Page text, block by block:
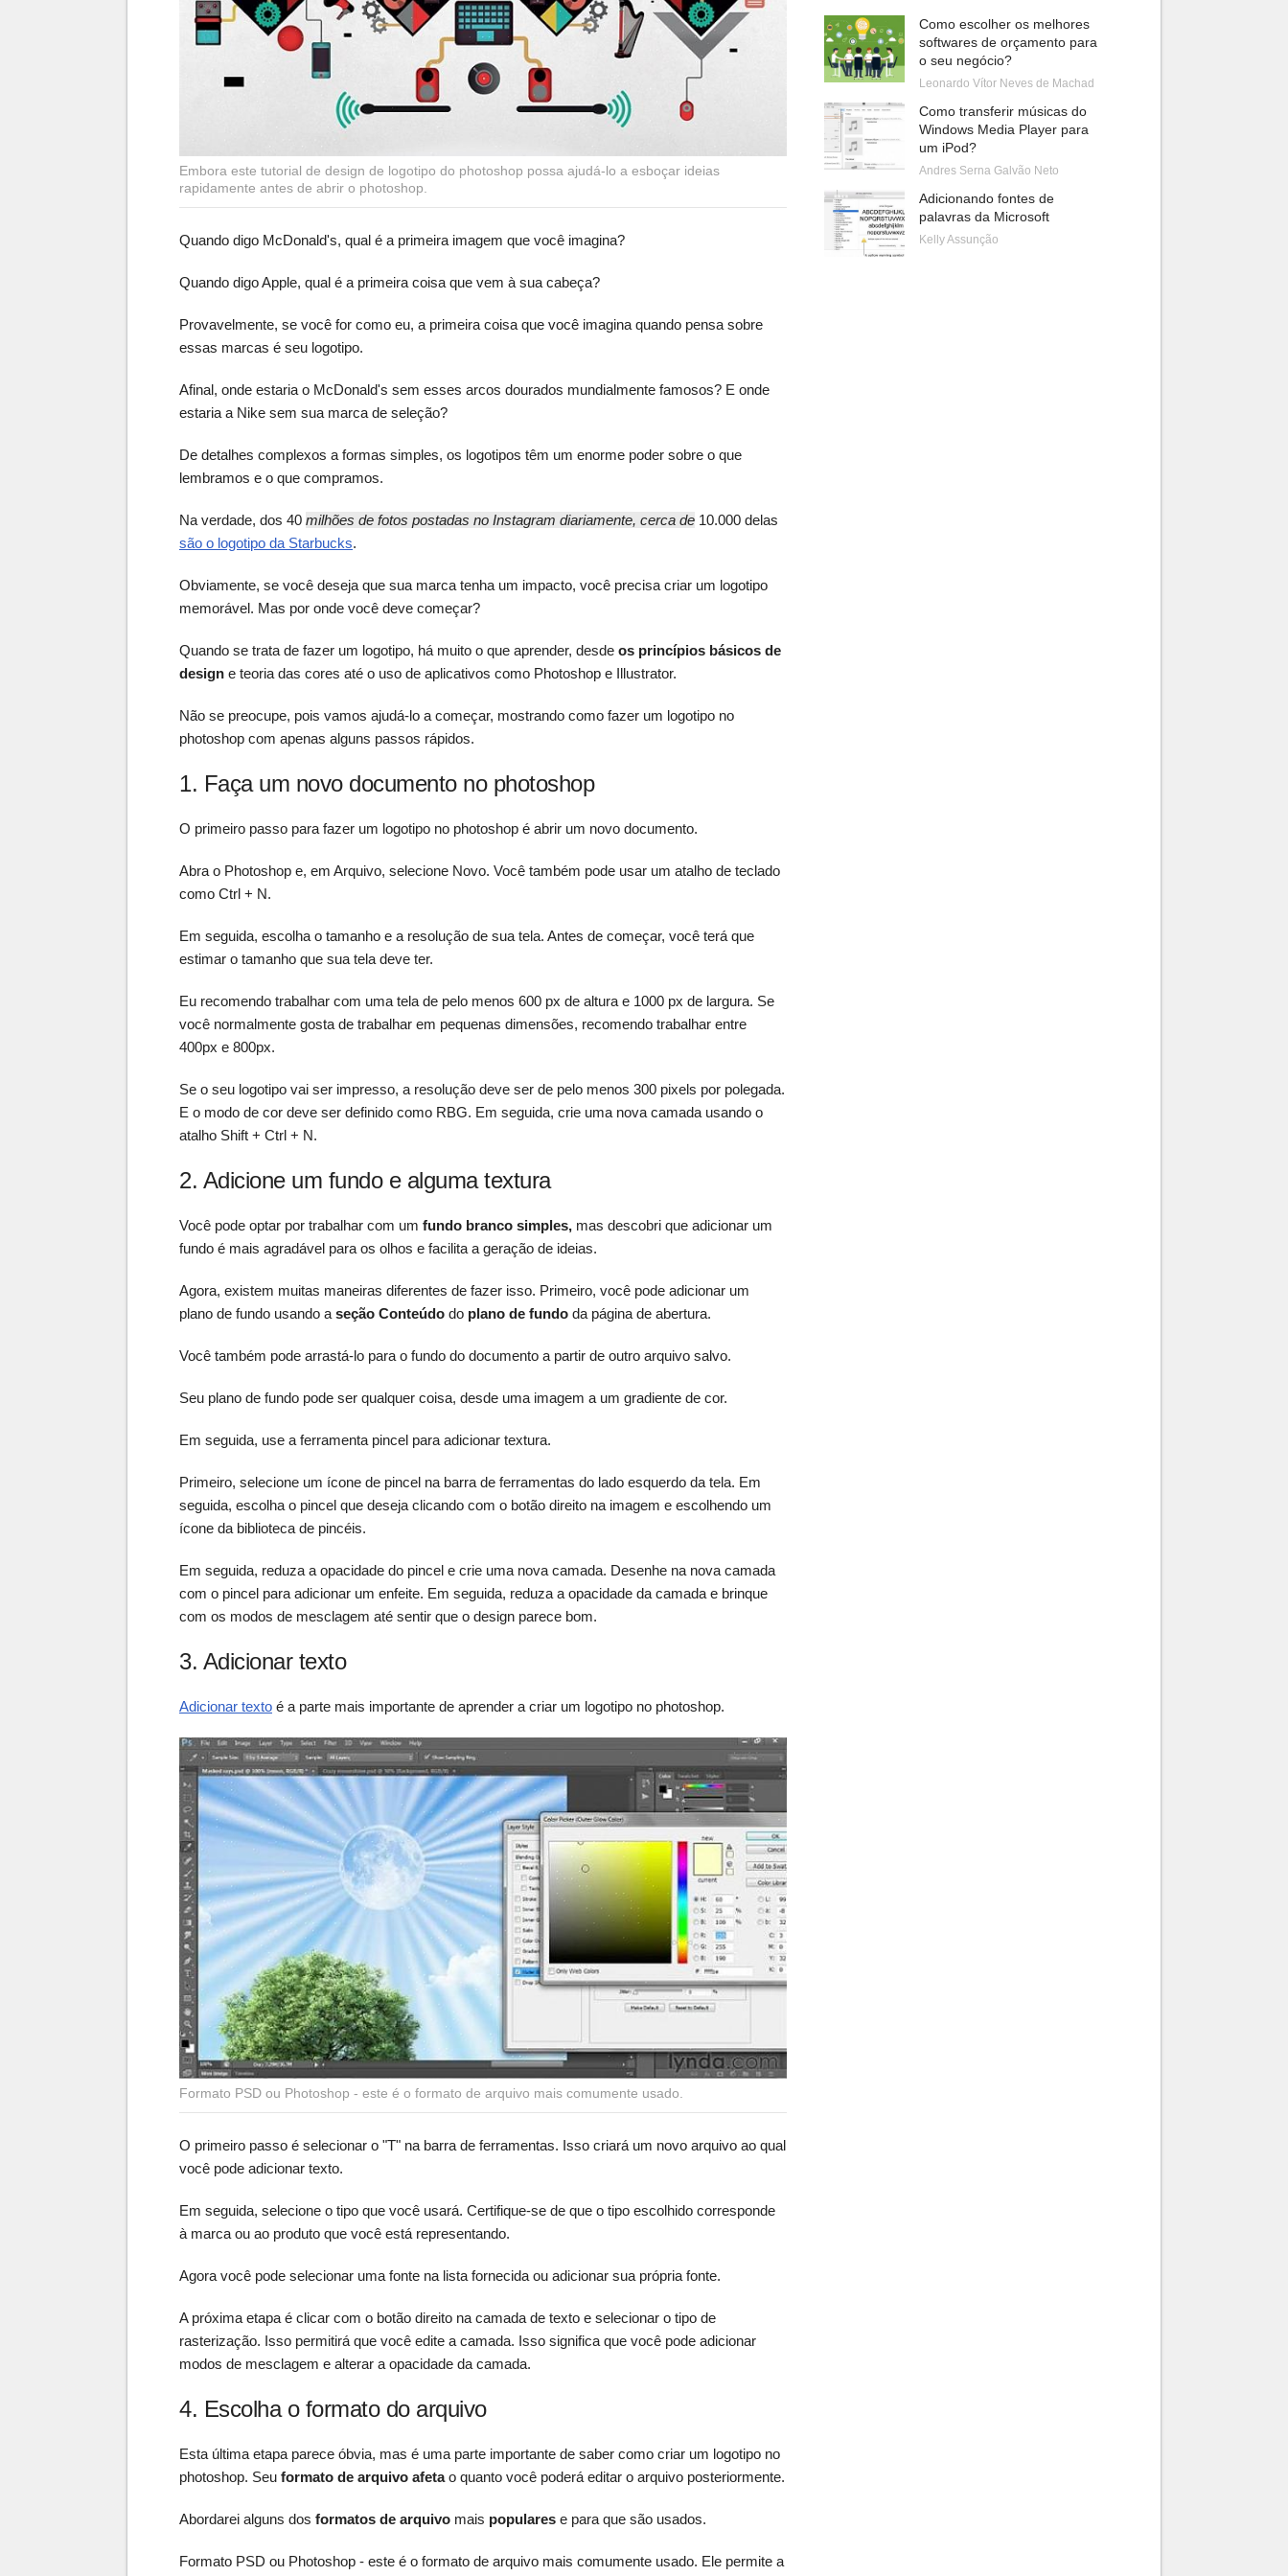
Embora este tutorial de design de logotipo do photoshop possa ajudá-lo a esboçar ideias
rapidamente antes de abrir o photoshop.
Quando digo McDonald's, qual é a primeira imagem que você imagina?
Quando digo Apple, qual é a primeira coisa que vem à sua cabeça?
Provavelmente, se você for como eu, a primeira coisa que você imagina quando pensa sobre
essas marcas é seu logotipo.
Afinal, onde estaria o McDonald's sem esses arcos dourados mundialmente famosos? E onde
estaria a Nike sem sua marca de seleção?
De detalhes complexos a formas simples, os logotipos têm um enorme poder sobre o que
lembramos e o que compramos.
Na verdade, dos 40 milhões de fotos postadas no Instagram diariamente, cerca de 10.000 delas
são o logotipo da Starbucks.
Obviamente, se você deseja que sua marca tenha um impacto, você precisa criar um logotipo
memorável. Mas por onde você deve começar?
Quando se trata de fazer um logotipo, há muito o que aprender, desde os princípios básicos de
design e teoria das cores até o uso de aplicativos como Photoshop e Illustrator.
Não se preocupe, pois vamos ajudá-lo a começar, mostrando como fazer um logotipo no
photoshop com apenas alguns passos rápidos.
1. Faça um novo documento no photoshop
O primeiro passo para fazer um logotipo no photoshop é abrir um novo documento.
Abra o Photoshop e, em Arquivo, selecione Novo. Você também pode usar um atalho de teclado
como Ctrl + N.
Em seguida, escolha o tamanho e a resolução de sua tela. Antes de começar, você terá que
estimar o tamanho que sua tela deve ter.
Eu recomendo trabalhar com uma tela de pelo menos 600 px de altura e 1000 px de largura. Se
você normalmente gosta de trabalhar em pequenas dimensões, recomendo trabalhar entre
400px e 800px.
Se o seu logotipo vai ser impresso, a resolução deve ser de pelo menos 300 pixels por polegada.
E o modo de cor deve ser definido como RBG. Em seguida, crie uma nova camada usando o
atalho Shift + Ctrl + N.
2. Adicione um fundo e alguma textura
Você pode optar por trabalhar com um fundo branco simples, mas descobri que adicionar um
fundo é mais agradável para os olhos e facilita a geração de ideias.
Agora, existem muitas maneiras diferentes de fazer isso. Primeiro, você pode adicionar um
plano de fundo usando aseção Conteúdo do plano de fundo da página de abertura.
Você também pode arrastá-lo para o fundo do documento a partir de outro arquivo salvo.
Seu plano de fundo pode ser qualquer coisa, desde uma imagem a um gradiente de cor.
Em seguida, use a ferramenta pincel para adicionar textura.
Primeiro, selecione um ícone de pincel na barra de ferramentas do lado esquerdo da tela. Em
seguida, escolha o pincel que deseja clicando com o botão direito na imagem e escolhendo um
ícone da biblioteca de pincéis.
Em seguida, reduza a opacidade do pincel e crie uma nova camada. Desenhe na nova camada
com o pincel para adicionar um enfeite. Em seguida, reduza a opacidade da camada e brinque
com os modos de mesclagem até sentir que o design parece bom.
3. Adicionar texto
Adicionar texto é a parte mais importante de aprender a criar um logotipo no photoshop.
Formato PSD ou Photoshop - este é o formato de arquivo mais comumente usado.
O primeiro passo é selecionar o "T" na barra de ferramentas. Isso criará um novo arquivo ao qual
você pode adicionar texto.
Em seguida, selecione o tipo que você usará. Certifique-se de que o tipo escolhido corresponde
à marca ou ao produto que você está representando.
Agora você pode selecionar uma fonte na lista fornecida ou adicionar sua própria fonte.
A próxima etapa é clicar com o botão direito na camada de texto e selecionar o tipo de
rasterização. Isso permitirá que você edite a camada. Isso significa que você pode adicionar
modos de mesclagem e alterar a opacidade da camada.
4. Escolha o formato do arquivo
Esta última etapa parece óbvia, mas é uma parte importante de saber como criar um logotipo no
photoshop. Seu formato de arquivo afetao quanto você poderá editar o arquivo posteriormente.
Abordarei alguns dos formatos de arquivo mais populares e para que são usados.
Formato PSD ou Photoshop - este é o formato de arquivo mais comumente usado. Ele permite a
Como escolher os melhores
softwares de orçamento para
o seu negócio?
Leonardo Vítor Neves de Machad
Como transferir músicas do
Windows Media Player para
um iPod?
Andres Serna Galvão Neto
Adicionando fontes de
palavras da Microsoft
Kelly Assunção